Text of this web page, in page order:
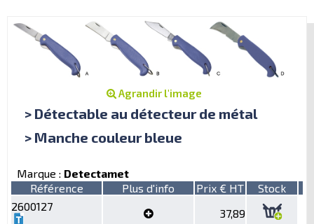
Agrandir l'image
> Détectable au détecteur de métal
> Manche couleur bleue
Marque : Detectamet
Référence
Plus d'info Prix € HT
Stock
2600127
37,89